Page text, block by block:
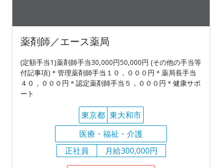
薬剤師／エース薬局
(定額手当1)薬剤師手当30,000円50,000円 (その他の手当等
付記事項)＊管理薬剤師手当１０，０００円＊薬局長手当
４０，０００円＊認定薬剤師手当５，０００円＊健康サポ
ート
東京都 東大和市
医療・福祉・介護
正社員
月給300,000円